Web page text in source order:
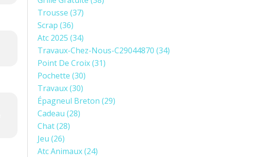
Trousse (37)
Scrap (36)
Atc 2025 (34)
Travaux-Chez-Nous-C29044870 (34)
Point De Croix(31)
Pochette (30)
Travaux(30)
Épagneul Breton (29)
Cadeau (28)
Chat(28)
Jeu (26)
Atc Animaux(24)